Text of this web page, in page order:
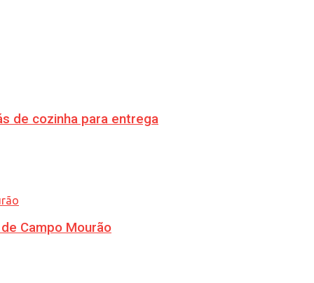
de cozinha para entrega
Campo Mourão